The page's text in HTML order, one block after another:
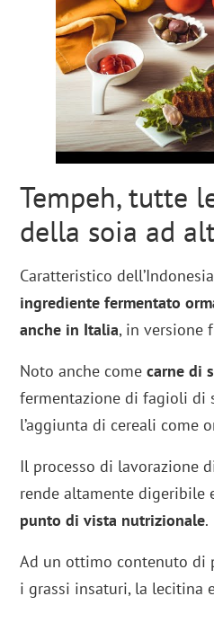
Tempeh, tutte
della soia ad
Caratteristico
ingrediente fermentato
anche in Italia, in versione
Noto anche comecarne di
fermentazione di fagioli di
l’aggiunta di cereali come
Il processo di lavorazione
rende altamente digeribile
punto di vista nutrizionale.
Ad un ottimo contenuto di
i grassi insaturi, la lecitina